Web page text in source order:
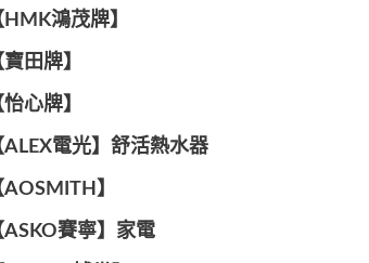
HMK鴻茂牌】
寶田牌】
怡心牌】️
ALEX電光】舒活熱水器️️
AOSMITH】
ASKO賽寧】家電